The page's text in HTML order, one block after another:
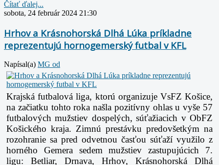
Čítať ďalej...
sobota, 24 február 2024 21:30
Hrhov a Krásnohorská Dlhá Lúka príkladne
reprezentujú hornogemerský futbal v KFL
Napísal(a) MG od
Krajská futbalová liga, ktorú organizuje VsFZ Košice,
na začiatku tohto roka našla pozitívny ohlas u vyše 57
futbalových mužstiev dospelých, súťažiacich v ObFZ
Košického kraja. Zimnú prestávku predovšetkým na
rozohranie sa pred odvetnou časťou súťaží využilo z
horného Gemera sedem mužstiev zastupujúcich 7.
ligu: Betliar, Drnava, Hrhov, Krásnohorská Dlhá